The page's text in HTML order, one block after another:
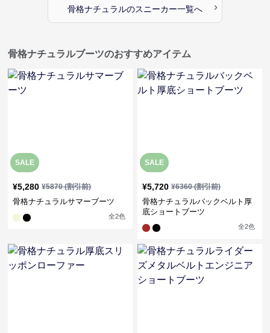
骨格ナチュラルのスニーカー一覧へ ›
骨格ナチュラルブーツのおすすめアイテム
SALE
¥5,280 ¥5870(割引前)
骨格ナチュラルサマーブーツ
全2色
SALE
¥5,720 ¥6360(割引前)
骨格ナチュラルバックベルト厚
底ショートブーツ
全2色